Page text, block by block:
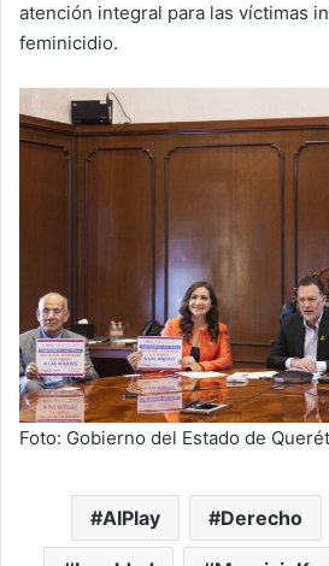
atención integral para las víctimas
feminicidio.
Foto: Gobierno del Estado de
AIPlay Derecho